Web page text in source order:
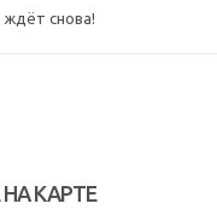
ждёт снова!
КАРТЕ